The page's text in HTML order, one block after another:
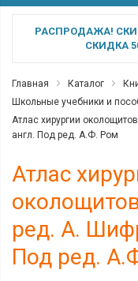
РАСПРОДАЖА!
СКИДКА
Главная Каталог
Школьные учебники и
Атлас хирургии
англ. Под ред. А.Ф. Ром
Атлас
ред. А.
Под ред.